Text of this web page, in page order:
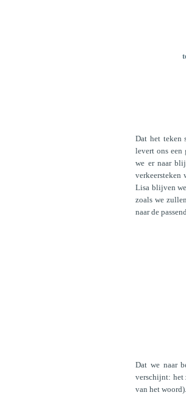
Dat het teken
levert ons een
we er naar
verkeersteken
Lisa blijven
zoals we
naar de
Dat we naar
verschijnt: het
van het woord).